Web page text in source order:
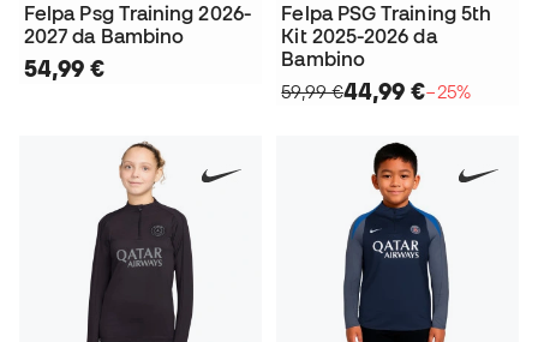
Felpa Psg Training 2026-
2027 da Bambino
54,99 €
Felpa PSG Training 5th
Kit 2025-2026 da
Bambino
59,99 €44,99 €−25%